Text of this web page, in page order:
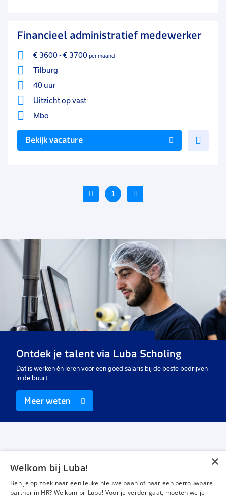
Financieel administratief medewerker
€ 3600- € 3700 per maand
Tilburg
40 uur
Uitzicht op vast
Mbo
Bekijk vacature
Vorige
1
Voeg
toe
aan
favorieten
Salarisadministrateur
24 tot 28 uur
€ 3900- € 4400
Financieel administratief
medewerker
40 uur
Uitzicht op vast
€ 3600 -€ 3700 p.m.
Ontdek je talent via Luba Scholing
Dat is werken én leren voor een goed salaris bij de beste bedrijven
in de buurt.
Meer weten
Werken bij Luba
Voor werkgevers
×
Welkom bij Luba!
Ben je op zoek naar een leuke nieuwe baan of naar een betrouwbare
partner in HR? Welkom bij Luba! Voor je verder gaat, moeten we je